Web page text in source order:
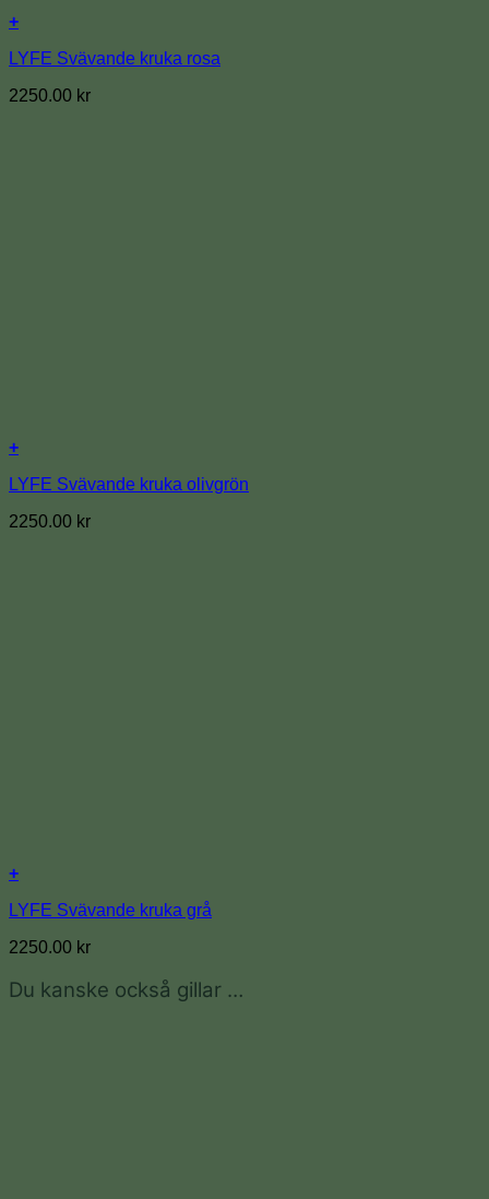
+
LYFE Svävande kruka rosa
2250.00 kr
+
LYFE Svävande kruka olivgrön
2250.00 kr
+
LYFE Svävande kruka grå
2250.00 kr
Du kanske också gillar …